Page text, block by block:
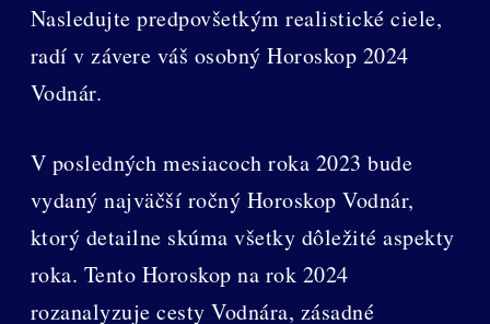
Nasledujte predpovšetkým realistické ciele,
radí v závere váš osobný Horoskop 2024
Vodnár.
V posledných mesiacoch roka 2023 bude
vydaný najväčší ročný Horoskop Vodnár,
ktorý detailne skúma všetky dôležité aspekty
roka. Tento Horoskop na rok 2024
rozanalyzuje cesty Vodnára, zásadné